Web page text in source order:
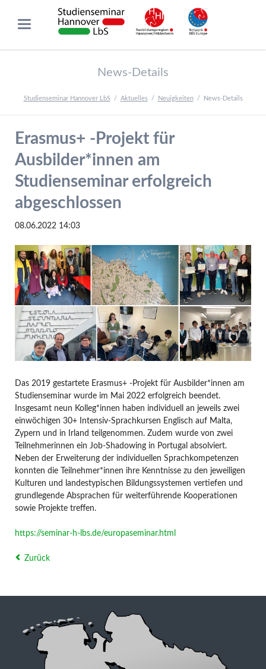
News-Details
Studienseminar Hannover LbS Aktuelles Neuigkeiten News-Details
Erasmus+ -Projekt für
Ausbilder*innen am
Studienseminar erfolgreich
abgeschlossen
08.06.2022 14:03
Das 2019 gestartete Erasmus+ -Projekt für Ausbilder*innen am
Studienseminar wurde im Mai 2022 erfolgreich beendet.
Insgesamt neun Kolleg*innen haben individuell an jeweils zwei
einwöchigen 30+ Intensiv-Sprachkursen Englisch auf Malta,
Zypern und in Irland teilgenommen. Zudem wurde von zwei
Teilnehmerinnen ein Job-Shadowing in Portugal absolviert.
Neben der Erweiterung der individuellen Sprachkompetenzen
konnten die Teilnehmer*innen ihre Kenntnisse zu den jeweiligen
Kulturen und landestypischen Bildungssystemen vertiefen und
grundlegende Absprachen für weiterführende Kooperationen
sowie Projekte treffen.
https://seminar-h-lbs.de/europaseminar.html
Zurück